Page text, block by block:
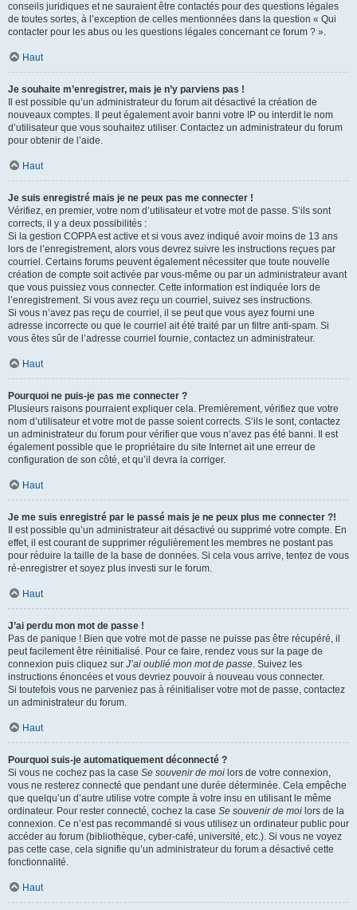
conseils juridiques et ne sauraient être contactés pour des questions légales
de toutes sortes, à l’exception de celles mentionnées dans la question « Qui
contacter pour les abus ou les questions légales concernant ce forum ? ».
Haut
Je souhaite m’enregistrer, mais je n’y parviens pas !
Il est possible qu’un administrateur du forum ait désactivé la création de
nouveaux comptes. Il peut également avoir banni votre IP ou interdit le nom
d’utilisateur que vous souhaitez utiliser. Contactez un administrateur du forum
pour obtenir de l’aide.
Haut
Je suis enregistré mais je ne peux pas me connecter !
Vérifiez, en premier, votre nom d’utilisateur et votre mot de passe. S’ils sont
corrects, il y a deux possibilités :
Si la gestion COPPA est active et si vous avez indiqué avoir moins de 13 ans
lors de l’enregistrement, alors vous devrez suivre les instructions reçues par
courriel. Certains forums peuvent également nécessiter que toute nouvelle
création de compte soit activée par vous-même ou par un administrateur avant
que vous puissiez vous connecter. Cette information est indiquée lors de
l’enregistrement. Si vous avez reçu un courriel, suivez ses instructions.
Si vous n’avez pas reçu de courriel, il se peut que vous ayez fourni une
adresse incorrecte ou que le courriel ait été traité par un filtre anti-spam. Si
vous êtes sûr de l’adresse courriel fournie, contactez un administrateur.
Haut
Pourquoi ne puis-je pas me connecter ?
Plusieurs raisons pourraient expliquer cela. Premièrement, vérifiez que votre
nom d’utilisateur et votre mot de passe soient corrects. S’ils le sont, contactez
un administrateur du forum pour vérifier que vous n’avez pas été banni. Il est
également possible que le propriétaire du site Internet ait une erreur de
configuration de son côté, et qu’il devra la corriger.
Haut
Je me suis enregistré par le passé mais je ne peux plus me connecter ?!
Il est possible qu’un administrateur ait désactivé ou supprimé votre compte. En
effet, il est courant de supprimer régulièrement les membres ne postant pas
pour réduire la taille de la base de données. Si cela vous arrive, tentez de vous
ré-enregistrer et soyez plus investi sur le forum.
Haut
J’ai perdu mon mot de passe !
Pas de panique ! Bien que votre mot de passe ne puisse pas être récupéré, il
peut facilement être réinitialisé. Pour ce faire, rendez vous sur la page de
connexion puis cliquez sur J’ai oublié mon mot de passe. Suivez les
instructions énoncées et vous devriez pouvoir à nouveau vous connecter.
Si toutefois vous ne parveniez pas à réinitialiser votre mot de passe, contactez
un administrateur du forum.
Haut
Pourquoi suis-je automatiquement déconnecté ?
Si vous ne cochez pas la case Se souvenir de moi lors de votre connexion,
vous ne resterez connecté que pendant une durée déterminée. Cela empêche
que quelqu’un d’autre utilise votre compte à votre insu en utilisant le même
ordinateur. Pour rester connecté, cochez la case Se souvenir de moi lors de la
connexion. Ce n’est pas recommandé si vous utilisez un ordinateur public pour
accéder au forum (bibliothèque, cyber-café, université, etc.). Si vous ne voyez
pas cette case, cela signifie qu’un administrateur du forum a désactivé cette
fonctionnalité.
Haut